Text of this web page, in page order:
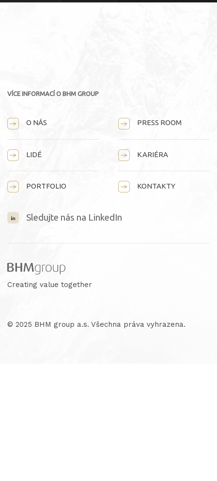
VÍCE INFORMACÍ O BHM GROUP
O NÁS
LIDÉ
PORTFOLIO
PRESS ROOM
KARIÉRA
KONTAKTY
Sledujte nás na LinkedIn
Creating value together
© 2025 BHM group a.s. Všechna práva vyhrazena.